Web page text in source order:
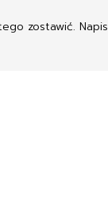
zostawić.